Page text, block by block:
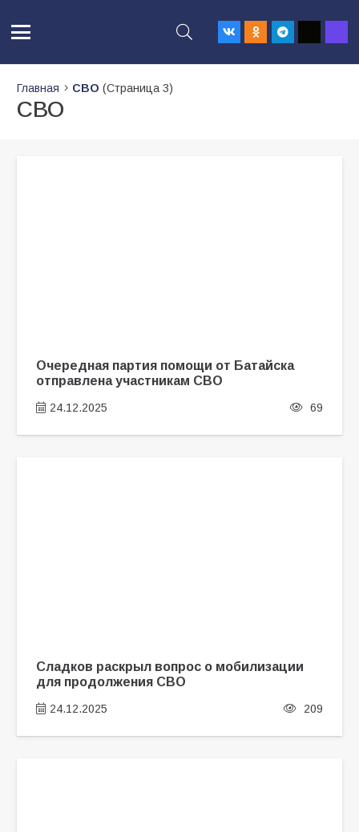
Главная СВО (Страница 3)
СВО
Очередная партия помощи от Батайска
отправлена участникам СВО
24.12.2025 69
Сладков раскрыл вопрос о мобилизации
для продолжения СВО
24.12.2025 209